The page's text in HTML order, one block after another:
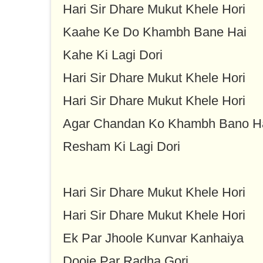
Hari Sir Dhare Mukut Khele Hori
Kaahe Ke Do Khambh Bane Hai
Kahe Ki Lagi Dori
Hari Sir Dhare Mukut Khele Hori
Hari Sir Dhare Mukut Khele Hori
Agar Chandan Ko Khambh Bano
Resham Ki Lagi Dori
Hari Sir Dhare Mukut Khele Hori
Hari Sir Dhare Mukut Khele Hori
Ek Par Jhoole Kunvar Kanhaiya